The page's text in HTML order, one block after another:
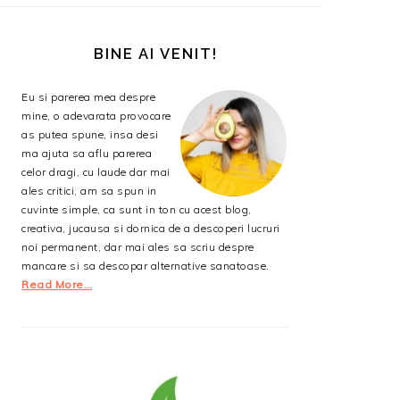
PRINCIPALĂBINE AI VENIT!
Eu si parerea mea despre
mine, o adevarata provocare
as putea spune, insa desi
ma ajuta sa aflu parerea
celor dragi, cu laude dar mai
ales critici, am sa spun in
cuvinte simple, ca sunt in ton cu acest blog,
creativa, jucausa si dornica de a descoperi lucruri
noi permanent, dar mai ales sa scriu despre
mancare si sa descopar alternative sanatoase.
Read More…